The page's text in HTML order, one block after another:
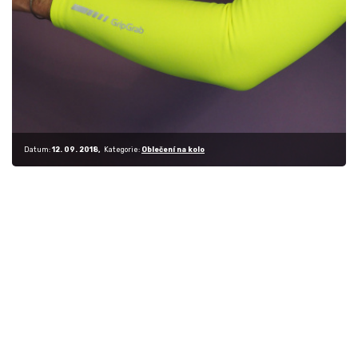
Datum: 12. 09. 2018 Kategorie: Oblečení na kolo